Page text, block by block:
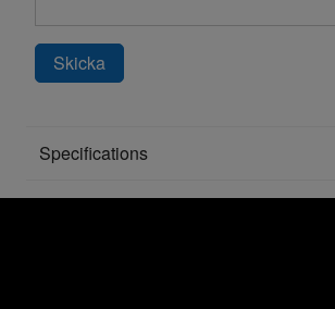
Skicka
Specifications